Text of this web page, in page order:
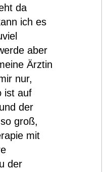
da
ich es
aber
Ärztin
nur,
ist auf
der
groß,
mit
der